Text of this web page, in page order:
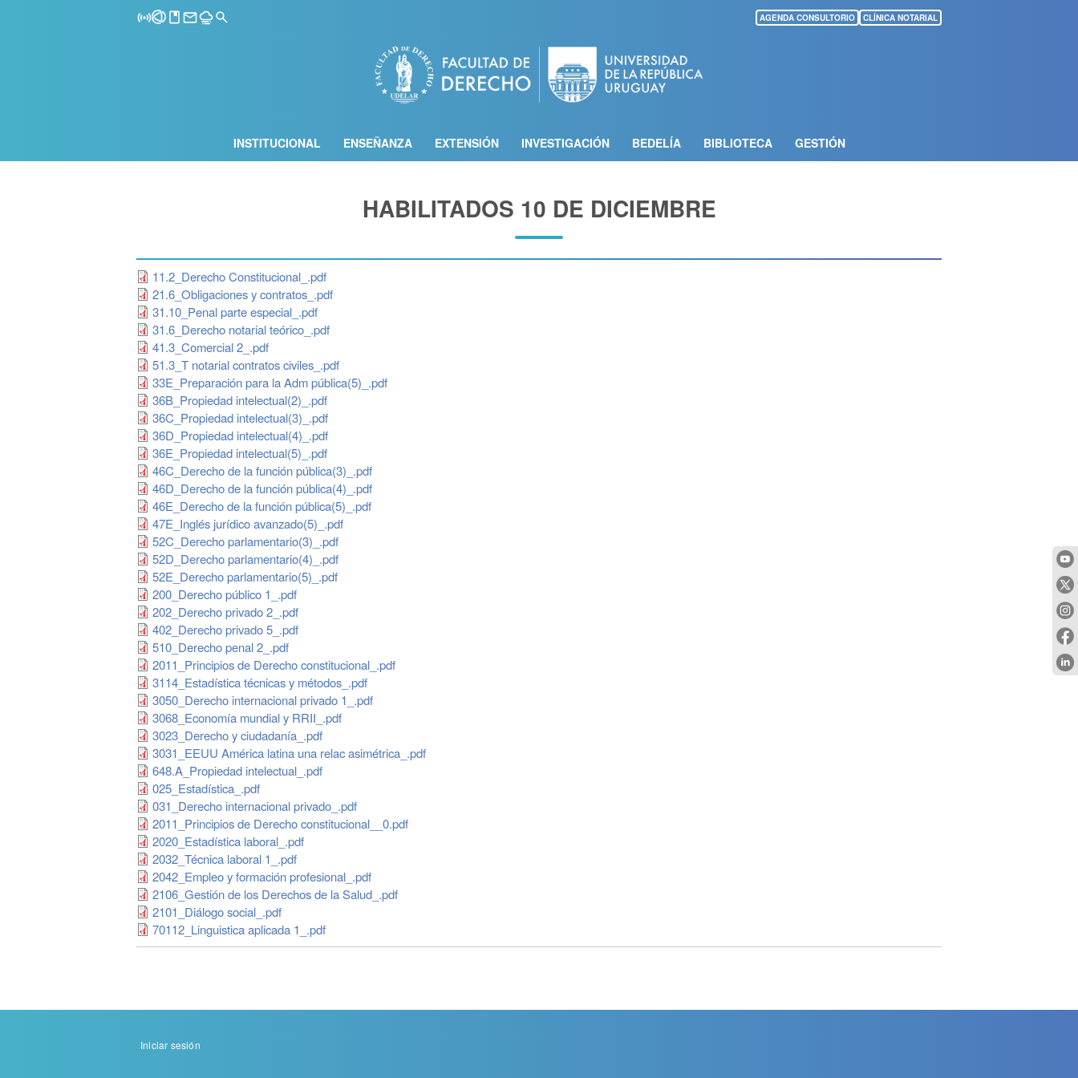
contenido
principal
AGENDA CONSULTORIO CLÍNICA NOTARIAL
INSTITUCIONAL ENSEÑANZA EXTENSIÓN INVESTIGACIÓN BEDELÍA BIBLIOTECA GESTIÓN
HABILITADOS 10 DE DICIEMBRE
11.2_Derecho Constitucional_.pdf
21.6_Obligaciones y contratos_.pdf
31.10_Penal parte especial_.pdf
31.6_Derecho notarial teórico_.pdf
41.3_Comercial 2_.pdf
51.3_T notarial contratos civiles_.pdf
33E_Preparación para la Adm pública(5)_.pdf
36B_Propiedad intelectual(2)_.pdf
36C_Propiedad intelectual(3)_.pdf
36D_Propiedad intelectual(4)_.pdf
36E_Propiedad intelectual(5)_.pdf
46C_Derecho de la función pública(3)_.pdf
46D_Derecho de la función pública(4)_.pdf
46E_Derecho de la función pública(5)_.pdf
47E_Inglés jurídico avanzado(5)_.pdf
52C_Derecho parlamentario(3)_.pdf
52D_Derecho parlamentario(4)_.pdf
52E_Derecho parlamentario(5)_.pdf
200_Derecho público 1_.pdf
202_Derecho privado 2_.pdf
402_Derecho privado 5_.pdf
510_Derecho penal 2_.pdf
2011_Principios de Derecho constitucional_.pdf
3114_Estadística técnicas y métodos_.pdf
3050_Derecho internacional privado 1_.pdf
3068_Economía mundial y RRII_.pdf
3023_Derecho y ciudadanía_.pdf
3031_EEUU América latina una relac asimétrica_.pdf
648.A_Propiedad intelectual_.pdf
025_Estadística_.pdf
031_Derecho internacional privado_.pdf
2011_Principios de Derecho constitucional__0.pdf
2020_Estadística laboral_.pdf
2032_Técnica laboral 1_.pdf
2042_Empleo y formación profesional_.pdf
2106_Gestión de los Derechos de la Salud_.pdf
2101_Diálogo social_.pdf
70112_Linguistica aplicada 1_.pdf
Menu
Iniciar sesión